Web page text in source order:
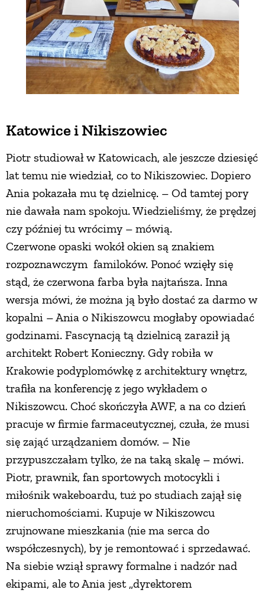
Katowice i Nikiszowiec
Piotr studiował w Katowicach, ale jeszcze dziesięć
lat temu nie wiedział, co to Nikiszowiec. Dopiero
Ania pokazała mu tę dzielnicę. – Od tamtej pory
nie dawała nam spokoju. Wiedzieliśmy, że prędzej
czy później tu wrócimy – mówią.
Czerwone opaski wokół okien są znakiem
rozpoznawczym familoków. Ponoć wzięły się
stąd, że czerwona farba była najtańsza. Inna
wersja mówi, że można ją było dostać za darmo w
kopalni – Ania o Nikiszowcu mogłaby opowiadać
godzinami. Fascynacją tą dzielnicą zaraził ją
architekt Robert Konieczny. Gdy robiła w
Krakowie podyplomówkę z architektury wnętrz,
trafiła na konferencję z jego wykładem o
Nikiszowcu. Choć skończyła AWF, a na co dzień
pracuje w firmie farmaceutycznej, czuła, że musi
się zająć urządzaniem domów. – Nie
przypuszczałam tylko, że na taką skalę ­– mówi.
Piotr, prawnik, fan sportowych motocykli i
miłośnik wakeboardu, tuż po studiach zajął się
nieruchomościami. Kupuje w Nikiszowcu
zrujnowane mieszkania (nie ma serca do
współczesnych), by je remontować i sprzedawać.
Na siebie wziął sprawy formalne i nadzór nad
ekipami, ale to Ania jest „dyrektorem